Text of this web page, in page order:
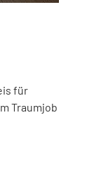
für
Traumjob